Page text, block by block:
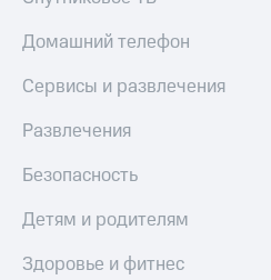
Домашний телефон
Сервисы и развлечения
Развлечения
Безопасность
Детям и родителям
Здоровье и фитнес